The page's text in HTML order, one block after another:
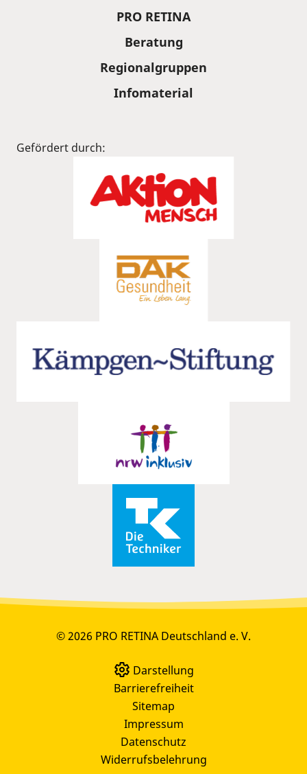
PRO RETINA
Beratung
Regionalgruppen
Infomaterial
Gefördert durch:
© 2026 PRO RETINA Deutschland e. V.
Darstellung
Barrierefreiheit
Sitemap
Impressum
Datenschutz
Widerrufsbelehrung